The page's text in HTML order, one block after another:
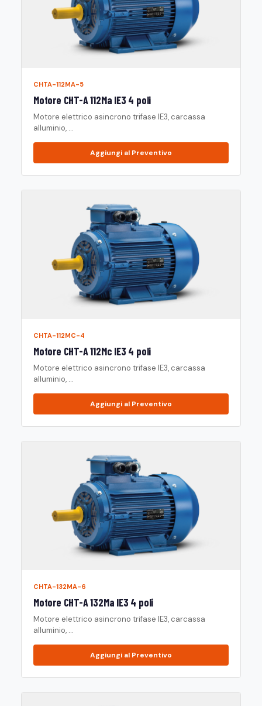
CHTA-112MA-5
Motore CHT-A 112Ma IE3 4 poli
Motore elettrico asincrono trifase IE3, carcassa
alluminio, ...
Aggiungi al Preventivo
CHTA-112MC-4
Motore CHT-A 112Mc IE3 4 poli
Motore elettrico asincrono trifase IE3, carcassa
alluminio, ...
Aggiungi al Preventivo
CHTA-132MA-6
Motore CHT-A 132Ma IE3 4 poli
Motore elettrico asincrono trifase IE3, carcassa
alluminio, ...
Aggiungi al Preventivo